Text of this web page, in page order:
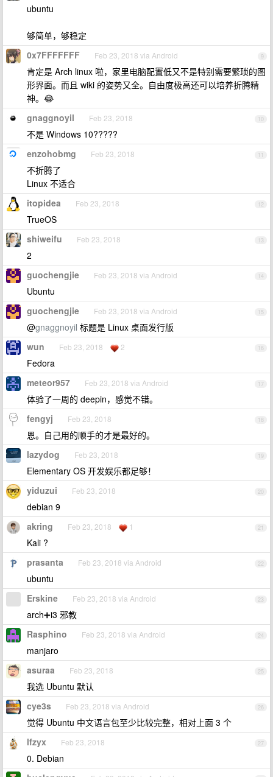
ubuntu
够简单，够稳定
9
0x7FFFFFFF Feb 23, 2018 via Android
肯定是 Arch linux 啦，家里电脑配置低又不是特别需要繁琐的图
形界面。而且 wiki 的姿势又全。自由度极高还可以培养折腾精
神。😂
10
gnaggnoyil Feb 23, 2018
不是 Windows 10?????
11
enzohobmg Feb 23, 2018
不折腾了
Linux 不适合
12
itopidea Feb 23, 2018
TrueOS
13
shiweifu Feb 23, 2018
2
14
guochengjie Feb 23, 2018 via Android
Ubuntu
15
guochengjie Feb 23, 2018 via Android
@gnaggnoyil 标题是 Linux 桌面发行版
16
wun Feb 23, 2018 2
Fedora
17
meteor957 Feb 23, 2018 via Android
体验了一周的 deepin，感觉不错。
18
fengyj Feb 23, 2018
恩。自己用的顺手的才是最好的。
19
lazydog Feb 23, 2018
Elementary OS 开发娱乐都足够！
20
yiduzui Feb 23, 2018
debian 9
21
akring Feb 23, 2018 1
Kali ?
22
prasanta Feb 23, 2018 via Android
ubuntu
23
Erskine Feb 23, 2018 via Android
arch➕i3 邪教
24
Rasphino Feb 23, 2018 via Android
manjaro
25
asuraa Feb 23, 2018
我选 Ubuntu 默认
26
cye3s Feb 23, 2018 via Android
觉得 Ubuntu 中文语言包至少比较完整，相对上面 3 个
27
lfzyx Feb 23, 2018
0. Debian